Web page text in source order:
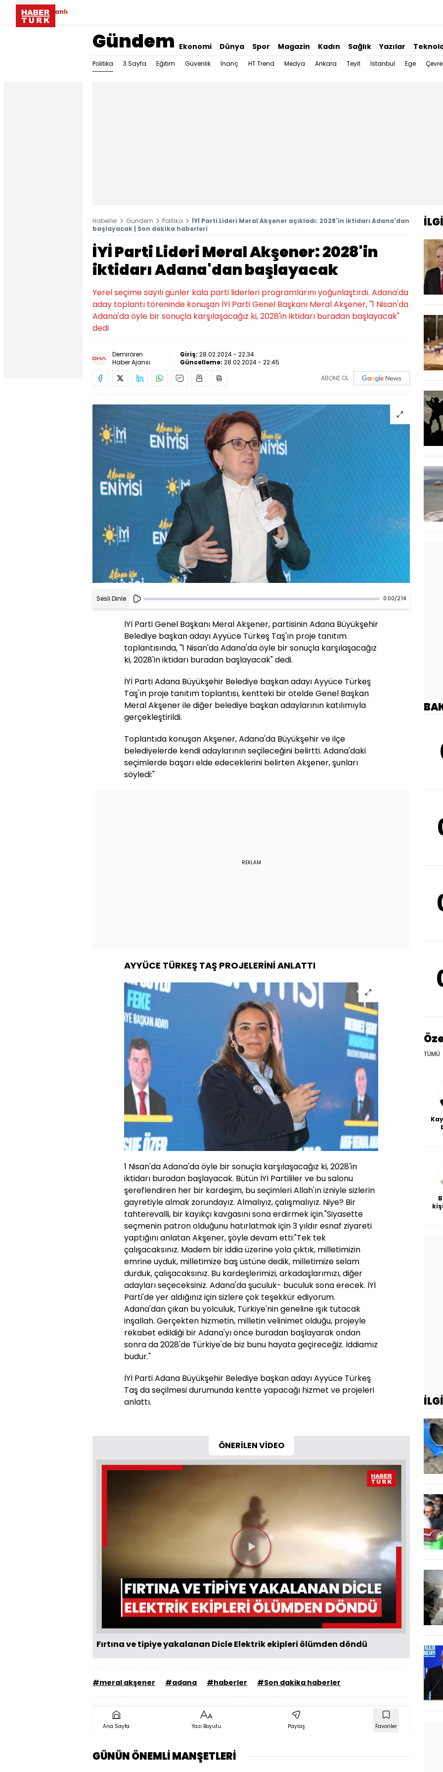
Canlı
Gündem Ekonomi Dünya Spor Magazin Kadın Sağlık Yazılar
Politika 3.Sayfa Eğitim Güvenlik İnanç HT Trend Medya Ankara Teyit İstanbul Ege Çevre
Haberler Gündem Politika
İYİ Parti Lideri Meral Akşener açıkladı: 2028'in iktidarı Adana'dan
başlayacak | Son dakika haberleri
İYİ Parti Lideri Meral Akşener: 2028'in
iktidarı Adana'dan başlayacak
Yerel seçime sayılı günler kala parti liderleri programlarını yoğunlaştırdı. Adana'da
aday toplantı töreninde konuşan İYİ Parti Genel Başkanı Meral Akşener, "1 Nisan'da
Adana'da öyle bir sonuçla karşılaşacağız ki, 2028'in iktidarı buradan başlayacak"
dedi
Demirören
Haber Ajansı
Giriş: 28.02.2024 - 22:34
Güncelleme: 28.02.2024 - 22:45
ABONE OL
Sesli Dinle 0:00/2:14
İYİ Parti Genel Başkanı Meral Akşener, partisinin Adana Büyükşehir
Belediye başkan adayı Ayyüce Türkeş Taş'ın proje tanıtım
toplantısında, "1 Nisan'da Adana'da öyle bir sonuçla karşılaşacağız
ki, 2028'in iktidarı buradan başlayacak" dedi.
İYİ Parti Adana Büyükşehir Belediye başkan adayı Ayyüce Türkeş
Taş'ın proje tanıtım toplantısı, kentteki bir otelde Genel Başkan
Meral Akşener ile diğer belediye başkan adaylarının katılımıyla
gerçekleştirildi.
Toplantıda konuşan Akşener, Adana'da Büyükşehir ve ilçe
belediyelerde kendi adaylarının seçileceğini belirtti. Adana'daki
seçimlerde başarı elde edeceklerini belirten Akşener, şunları
söyledi:"
REKLAM
AYYÜCE TÜRKEŞ TAŞ PROJELERİNİ ANLATTI
1 Nisan'da Adana'da öyle bir sonuçla karşılaşacağız ki, 2028'in
iktidarı buradan başlayacak. Bütün İYİ Partililer ve bu salonu
şereflendiren her bir kardeşim, bu seçimleri Allah'ın izniyle sizlerin
gayretiyle almak zorundayız. Almalıyız, çalışmalıyız. Niye? Bir
tahterevalli, bir kayıkçı kavgasını sona erdirmek için."Siyasette
seçmenin patron olduğunu hatırlatmak için 3 yıldır esnaf ziyareti
yaptığını anlatan Akşener, şöyle devam etti:"Tek tek
çalışacaksınız. Madem bir iddia üzerine yola çıktık, milletimizin
emrine uyduk, milletimize baş üstüne dedik, milletimize selam
durduk, çalışacaksınız. Bu kardeşlerimizi, arkadaşlarımızı, diğer
adayları seçeceksiniz. Adana'da şuculuk- buculuk sona erecek. İYİ
Parti'de yer aldığınız için sizlere çok teşekkür ediyorum.
Adana'dan çıkan bu yolculuk, Türkiye'nin geneline ışık tutacak
inşallah. Gerçekten hizmetin, milletin velinimet olduğu, projeyle
rekabet edildiği bir Adana'yı önce buradan başlayarak ondan
sonra da 2028'de Türkiye'de biz bunu hayata geçireceğiz. İddiamız
budur."
İYİ Parti Adana Büyükşehir Belediye başkan adayı Ayyüce Türkeş
Taş da seçilmesi durumunda kentte yapacağı hizmet ve projeleri
anlattı.
ÖNERİLEN VİDEO
Videoyu
Oynat
Fırtına ve tipiye yakalanan Dicle Elektrik ekipleri ölümden döndü
#meral akşener #adana #haberler #Son dakika haberler
Ana Sayfa Yazı Boyutu Paylaş Favoriler
GÜNÜN ÖNEMLİ MANŞETLERİ
TÜMÜ